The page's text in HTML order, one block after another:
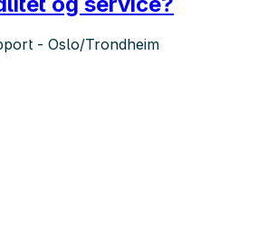
- Oslo/Trondheim